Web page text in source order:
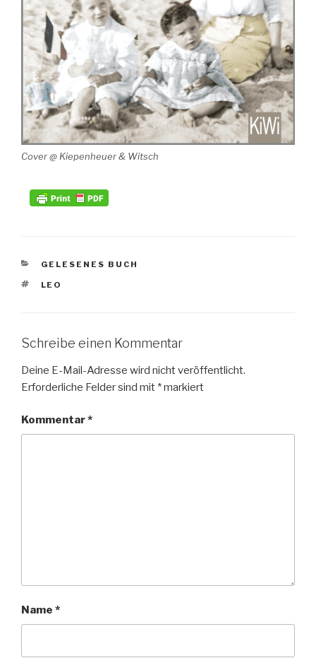
Cover @ Kiepenheuer & Witsch
KATEGORIEN
GELESENES BUCH
SCHLAGWÖRTER
LEO
Schreibe einen Kommentar
Deine E-Mail-Adresse wird nicht veröffentlicht.
Erforderliche Felder sind mit *markiert
Kommentar*
Name *